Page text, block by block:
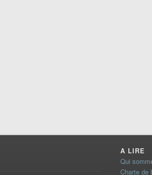
A LIRE
Qui
Charte de